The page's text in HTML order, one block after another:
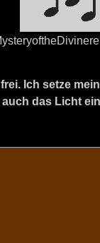
frei. Ich setze
auch das Licht